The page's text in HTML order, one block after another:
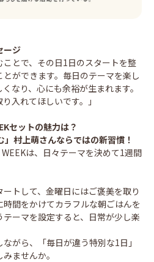
ージ
ことで、その日1日のスタートを整
ができます。毎日のテーマを楽し
なり、心にも余裕が生まれます。
入れてほしいです。」
セットの魅力は？
」村上萌さんならではの新習慣！
は、日々テーマを決めて1週間
ートして、金曜日にはご褒美を取り
間をかけてカラフルな朝ごはんを
ーマを設定すると、日常が少し楽
がら、「毎日が違う特別な1日」
ませんか。